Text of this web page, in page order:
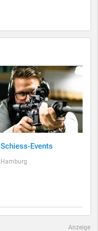
Schiess-Events
Hamburg
Anzeige